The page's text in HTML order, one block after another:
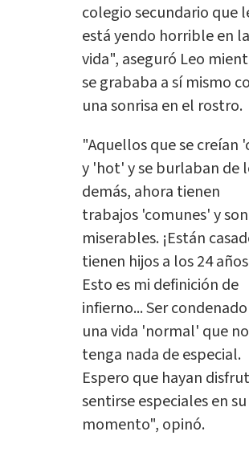
colegio secundario que
está yendo horrible en la
vida", aseguró Leo
se grababa a sí mismo
una sonrisa en el rostro.
"Aquellos que se creían
y 'hot' y se burlaban de
demás, ahora tienen
trabajos 'comunes' y son
miserables. ¡Están
tienen hijos a los 24
Esto es mi definición de
infierno... Ser
una vida 'normal' que no
tenga nada de especial.
Espero que hayan
sentirse especiales en su
momento", opinó.